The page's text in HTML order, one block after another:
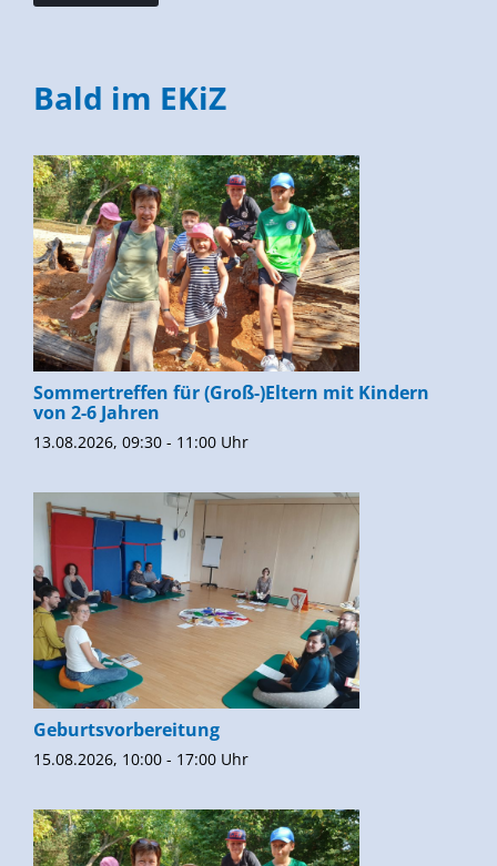
Bald im EKiZ
Sommertreffen für (Groß-)Eltern mit Kindern
von 2-6 Jahren
13.08.2026, 09:30 - 11:00 Uhr
Geburtsvorbereitung
15.08.2026, 10:00 - 17:00 Uhr